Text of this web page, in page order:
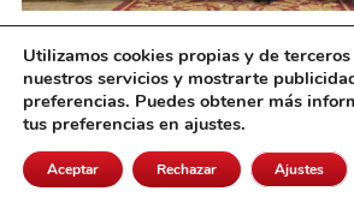
El escultor Francisco Javier
presenta una nueva obra en la
San Sebastián
agosto 3, 2026
Utilizamos cookies propias y de
nuestros servicios y mostrarte
preferencias. Puedes obtener más
tus preferencias en ajustes.
Aceptar Rechazar Ajustes